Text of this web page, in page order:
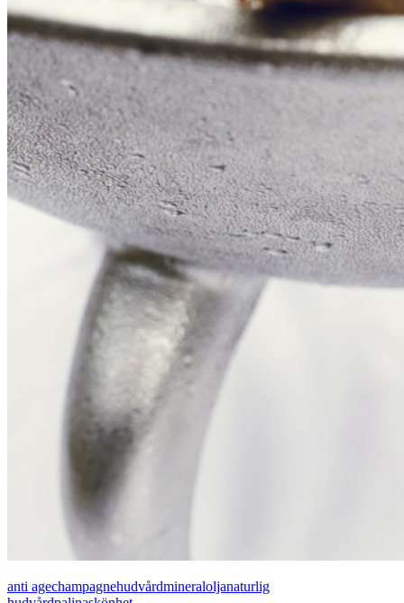
anti agechampagnehudvårdmineraloljanaturlig